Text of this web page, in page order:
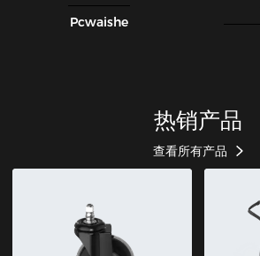
Pcwaishe
热销产品
查看所有产品